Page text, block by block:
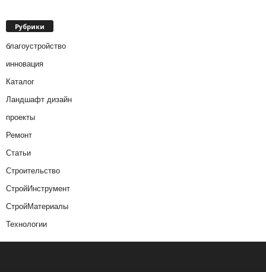
Рубрики
благоустройство
инновация
Каталог
Ландшафт дизайн
проекты
Ремонт
Статьи
Строительство
СтройИнструмент
СтройМатериалы
Технологии